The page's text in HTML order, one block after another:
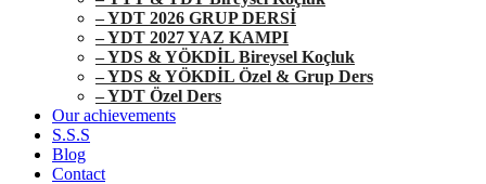
– YDT 2026 GRUP DERSİ
– YDT 2027 YAZ KAMPI
– YDS & YÖKDİL Bireysel Koçluk
– YDS & YÖKDİL Özel & Grup Ders
– YDT Özel Ders
Our achievements
S.S.S
Blog
Contact